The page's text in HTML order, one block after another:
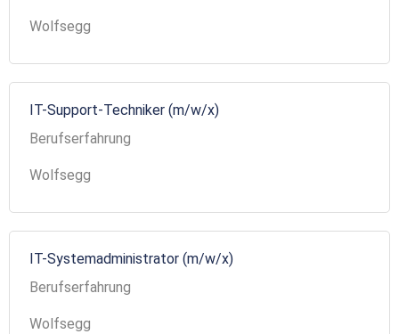
Wolfsegg
IT-Support-Techniker (m/w/x)
Berufserfahrung
Wolfsegg
IT-Systemadministrator (m/w/x)
Berufserfahrung
Wolfsegg